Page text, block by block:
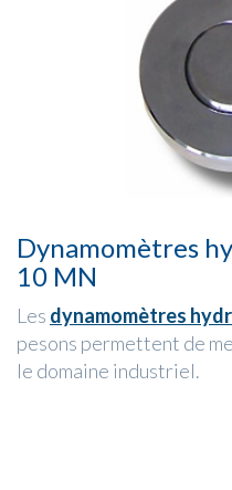
Dynamomètres
10 MN
Les dynamomètres
pesons permettent de
le domaine industriel.